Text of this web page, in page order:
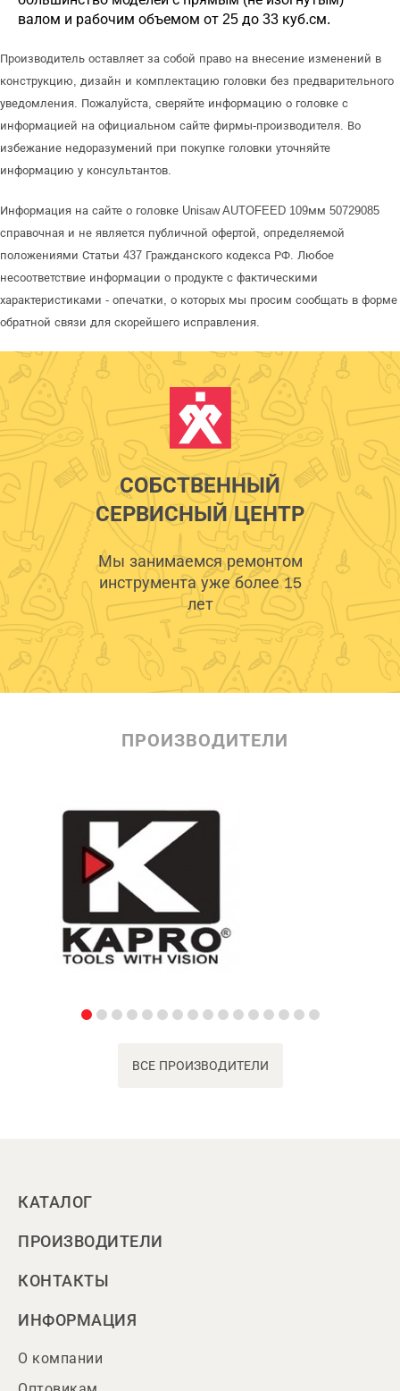
валом и рабочим объемом от 25 до 33 куб.см.
Производитель оставляет за собой право на внесение изменений в
конструкцию, дизайн и комплектацию головки без предварительного
уведомления. Пожалуйста, сверяйте информацию о головке с
информацией на официальном сайте фирмы-производителя. Во
избежание недоразумений при покупке головки уточняйте
информацию у консультантов.
Информация на сайте о головке Unisaw AUTOFEED 109мм 50729085
справочная и не является публичной офертой, определяемой
положениями Статьи 437 Гражданского кодекса РФ. Любое
несоответствие информации о продукте с фактическими
характеристиками - опечатки, о которых мы просим сообщать в форме
обратной связи для скорейшего исправления.
СОБСТВЕННЫЙ
СЕРВИСНЫЙ ЦЕНТР
Мы занимаемся ремонтом
инструмента уже более 15
лет
ПРОИЗВОДИТЕЛИ
ВСЕ ПРОИЗВОДИТЕЛИ
КАТАЛОГ
ПРОИЗВОДИТЕЛИ
КОНТАКТЫ
ИНФОРМАЦИЯ
О компании